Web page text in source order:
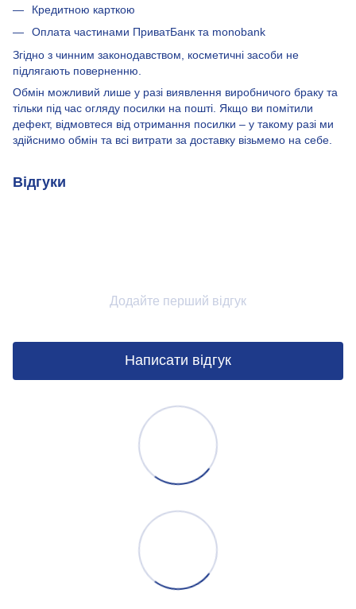
Кредитною карткою
Оплата частинами ПриватБанк та monobank
Згідно з чинним законодавством, косметичні засоби не
підлягають поверненню.
Обмін можливий лише у разі виявлення виробничого браку та
тільки під час огляду посилки на пошті. Якщо ви помітили
дефект, відмовтеся від отримання посилки – у такому разі ми
здійснимо обмін та всі витрати за доставку візьмемо на себе.
Відгуки
Додайте перший відгук
Написати відгук